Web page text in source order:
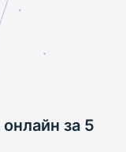
онлайн за 5